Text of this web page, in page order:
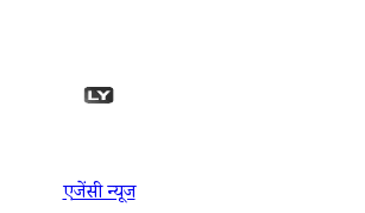
एजेंसी न्यूज